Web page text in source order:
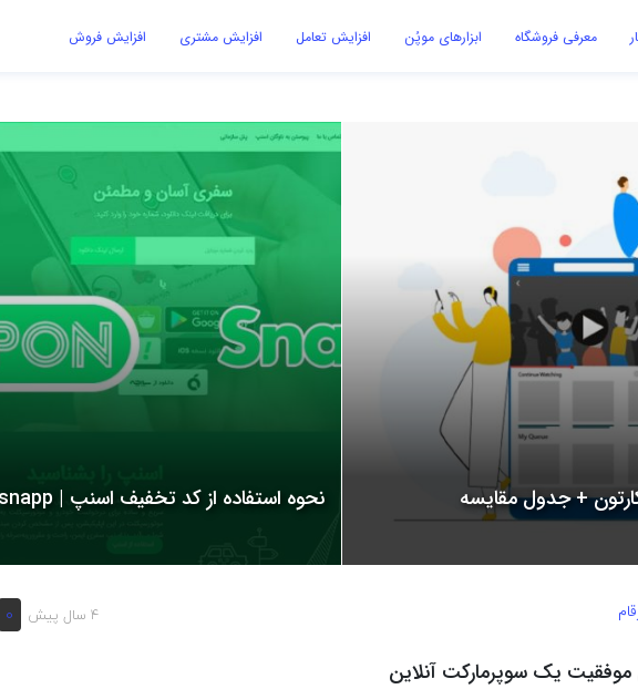
معرفی فروشگاه ابزارهای موپُن افزایش تعامل افزایش مشتری افزایش فروش
نحوه استفاده از کد تخفیف اسنپ | snapp
4 سال پیش 0
موفقیت یک سوپرمارکت آنلاین